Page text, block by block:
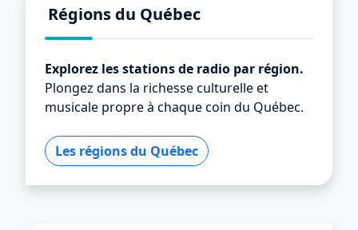
Régions du Québec
Explorez les stations de radio par région.
Plongez dans la richesse culturelle et
musicale propre à chaque coin du Québec.
Les régions du Québec